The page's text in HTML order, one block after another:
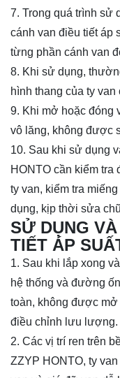
7. Trong quá trình sử
cánh van điều tiết áp
từng phần cánh van
8. Khi sử dụng,
hình thang của ty van
9. Khi mở hoặc đóng
vô lăng, không được
10. Sau khi sử dụng
HONTO cần kiểm tra
ty van, kiểm tra
dụng, kịp thời sửa
SỬ DỤNG
TIẾT ÁP
1. Sau khi lắp xong
hệ thống và đường
toàn, không được
điều chỉnh lưu lượng.
2. Các vị trí ren trên
ZZYP HONTO, ty